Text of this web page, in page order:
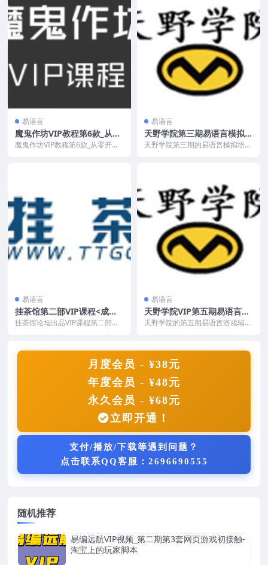
易语言
魔鬼作坊VIP教程第6款_从零
开始学习封包智辅技术教程
魔鬼作坊VIP教程第6款_从零开始
易语言
天野学院第三期易语言模拟培
训班（含部分内存）
天野学院第三期的易语言模拟培训
易语言
挂茶馆第二部VIP课程<成吉
思汗游戏辅助开发>
挂茶馆论坛出品VIP课程第二部
易语言
天野学院VIP第五期易语言半
内存辅助班
天野学院的第五期易语言游戏辅助
月度会员 - ¥38元
年度会员 - ¥48元
永久会员 - ¥68元
立即开通！
支付/播放/下载等遇到问题？
点击联系QQ客服：2696690555
随机推荐
易编远航VIP视频_第二期第3套网页游戏初接触-
淘宝上的玩家脚本